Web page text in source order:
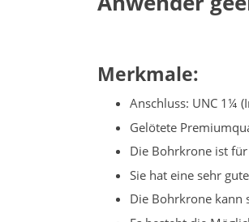
Merkmale:
Anschluss: UNC 1¼
Gelötete
Die Bohrkrone ist
Sie hat eine sehr
Die Bohrkrone kann